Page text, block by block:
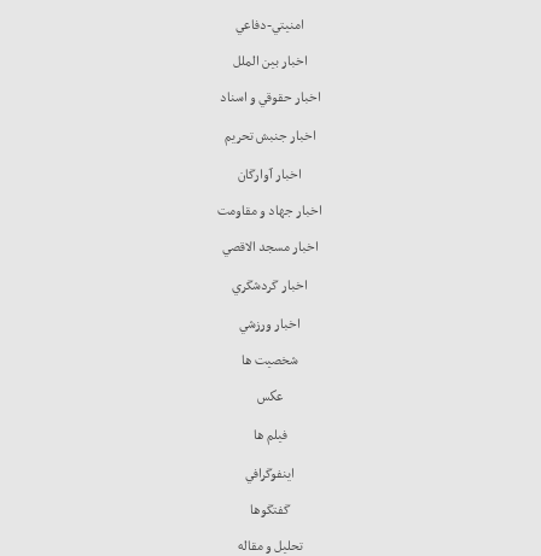
امنيتي-دفاعي
اخبار بين الملل
اخبار حقوقي و اسناد
اخبار جنبش تحريم
اخبار آوارگان
اخبار جهاد و مقاومت
اخبار مسجد الاقصي
اخبار گردشگري
اخبار ورزشي
شخصيت ها
عكس
فيلم ها
اينفوگرافي
گفتگوها
تحليل و مقاله